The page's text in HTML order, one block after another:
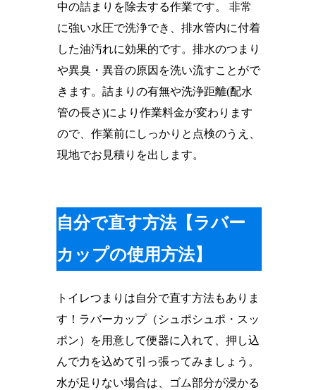
中の詰まりを除去する作業です。 非常
に強い水圧で洗浄でき、排水管内に付着
した油汚れに効果的です。排水のつまり
や異臭・異音の原因を洗い流すことがで
きます。詰まりの有無や洗浄距離(配水
管の長さ)により作業料金が変わります
ので、作業前にしっかりと点検のうえ、
現地でお見積りを出します。
自分で直す方法【ラバー
カップの使用方法】
トイレつまりは自分で直す方法もありま
す！ラバーカップ（シュポシュポ・スッ
ポン）を用意して便器に入れて、押し込
んで力を込めて引っ張ってみましょう。
水が足りない場合は、ゴム部分が浸かる